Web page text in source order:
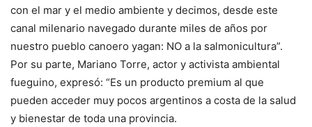
con el mar y el medio ambiente y decimos, desde este
canal milenario navegado durante miles de años por
nuestro pueblo canoero yagan: NO a la salmonicultura”.
Por su parte, Mariano Torre, actor y activista ambiental
fueguino, expresó: “Es un producto premium al que
pueden acceder muy pocos argentinos a costa de la salud
y bienestar de toda una provincia.